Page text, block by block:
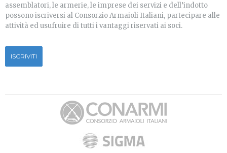
assemblatori, le armerie, le imprese dei servizi e dell’indotto
possono iscriversi al Consorzio Armaioli Italiani, partecipare alle
attività ed usufruire di tutti i vantaggi riservati ai soci.
ISCRIVITI